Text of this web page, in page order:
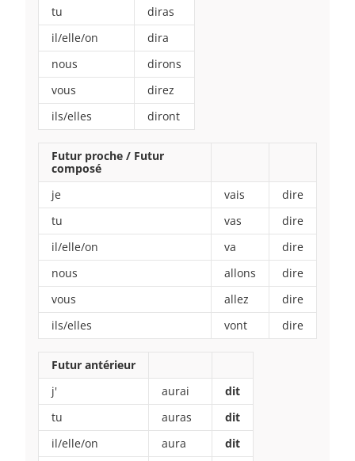
tu
diras
il/elle/on
dira
nous
dirons
vous
direz
ils/elles
diront
Futur proche / Futur
composé
je
vais
dire
tu
vas
dire
il/elle/on
va
dire
nous
allons
dire
vous
allez
dire
ils/elles
vont dire
Futur antérieur
j'
aurai
dit
tu
auras
dit
il/elle/on
aura
dit